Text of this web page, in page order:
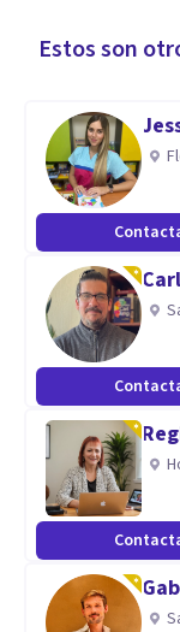
Tengo formación
Estos son